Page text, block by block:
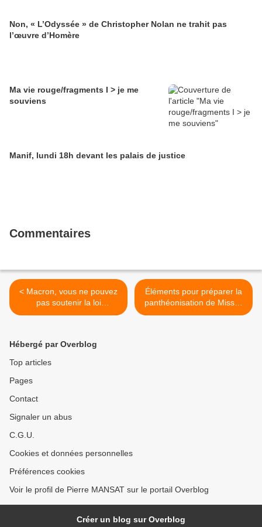
Non, « L’Odyssée » de Christopher Nolan ne trahit pas
l’œuvre d’Homère
Ma vie rouge/fragments I > je me
souviens
Manif, lundi 18h devant les palais de justice
Commentaires
< Macron, vous ne pouvez
pas soutenir la loi
immigration et en même
Pierre Ouzoulias
Éléments pour préparer la
panthéonisation de Missak
Manouchian le 21 février
Hébergé par Overblog
Top articles
Pages
Contact
Signaler un abus
C.G.U.
Cookies et données personnelles
Préférences cookies
Voir le profil de Pierre MANSAT sur le portail Overblog
Créer un blog sur Overblog